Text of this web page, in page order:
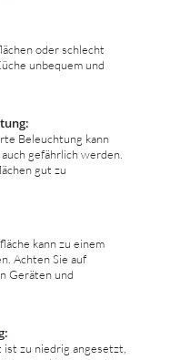
oder schlecht
unbequem und
Beleuchtung kann
gefährlich werden.
gut zu
kann zu einem
Achten Sie auf
Geräten und
ist zu niedrig angesetzt,